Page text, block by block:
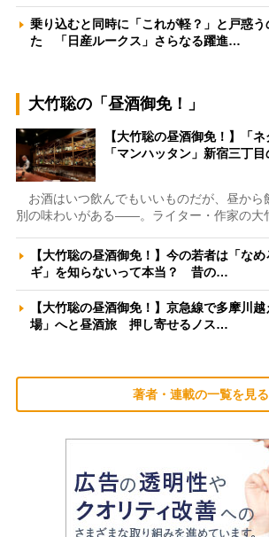
乗り込むと同時に「これが軽？」と戸惑
た 「日産ルークス」さらなる躍進…
大竹聡の「昼酒御免！」
【大竹聡の昼酒御免！】「
「マンハッタン」新宿三丁
お酒はいつ飲んでもいいものだが、昼から
別の味わいがある――。ライター・作家の大
【大竹聡の昼酒御免！】今の若者は「な
ギ」を知らないって本当？ 昔の…
【大竹聡の昼酒御免！】京急線で多摩川
場」へと昼酒旅 押し寄せるノス…
著者・連載の一覧を見る